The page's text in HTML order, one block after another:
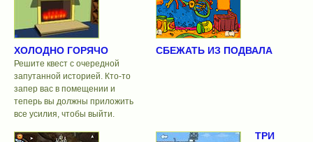
ХОЛОДНО ГОРЯЧО
Решите квест с очередной
запутанной историей. Кто-то
запер вас в помещении и
теперь вы должны приложить
все усилия, чтобы выйти.
СБЕЖАТЬ ИЗ ПОДВАЛА
ТРИ